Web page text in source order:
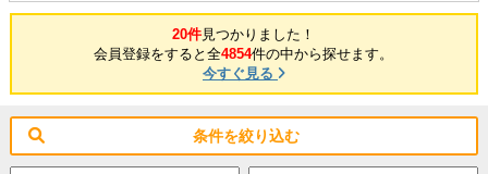
20件見つかりました！
会員登録をすると全4854件の中から探せます。
今すぐ見る
条件を絞り込む